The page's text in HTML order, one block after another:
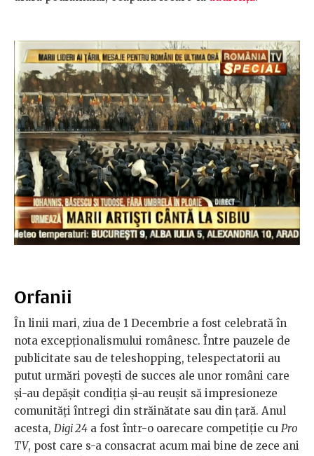
Orfanii
În linii mari, ziua de 1 Decembrie a fost celebrată în
nota excepționalismului românesc. Între pauzele de
publicitate sau de teleshopping, telespectatorii au
putut urmări povești de succes ale unor români care
și-au depășit condiția și-au reușit să impresioneze
comunități întregi din străinătate sau din țară. Anul
acesta, Digi 24 a fost într-o oarecare competiție cu Pro
TV, post care s-a consacrat acum mai bine de zece ani